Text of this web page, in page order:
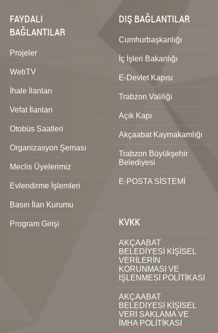
FAYDALI
BAĞLANTILAR
Projeler
WebTV
İhale İlanları
Vefat İlanları
Otobüs Saatleri
Organizasyon Şeması
Meclis Üyelerimiz
Evlendirme İşlemleri
Basın İlan Kurumu
Program Girişi
DIŞ BAĞLANTILAR
Cumhurbaşkanlığı
İç İşleri Bakanlığı
E-Devlet Kapısı
Trabzon Valiliği
Açık Kapı
Akçaabat Kaymakamlığı
Trabzon Büyükşehir
Belediyesi
E-POSTA SİSTEMİ
KVKK
AKÇAABAT
BELEDİYESİ KİŞİSEL
VERİLERİN
KORUNMASI VE
İŞLENMESİ POLİTİKASI
AKÇAABAT
BELEDİYESİ KİŞİSEL
VERİ SAKLAMA VE
İMHA POLİTİKASI